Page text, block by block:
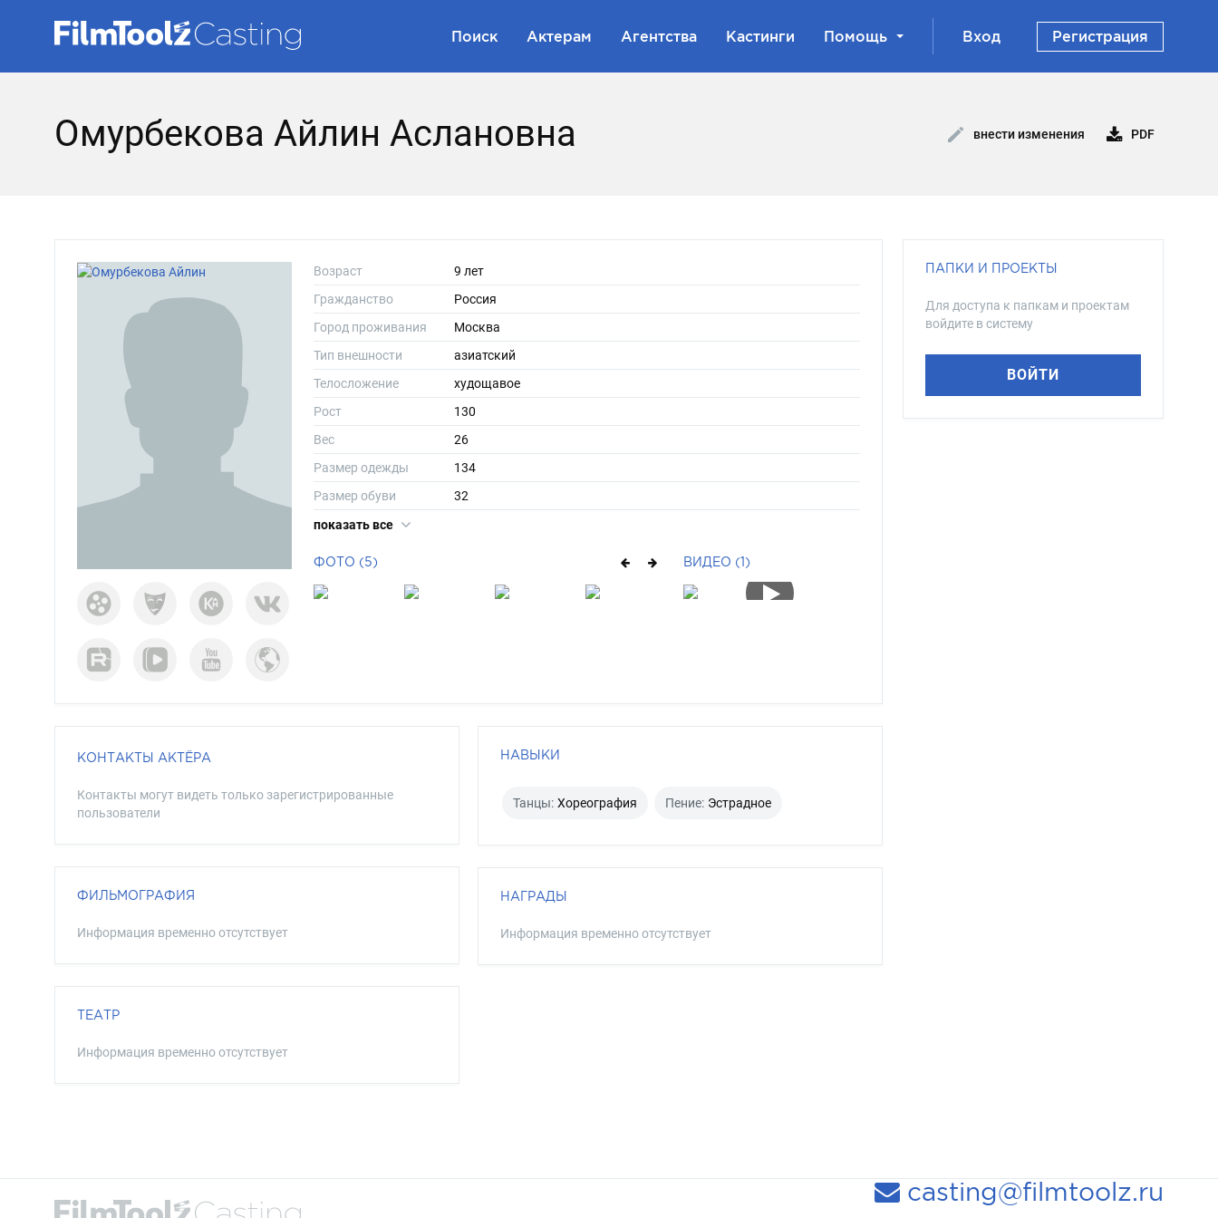
Поиск Актерам Агентства Кастинги Помощь Вход Регистрация
Омурбекова Айлин Аслановна внести изменения PDF
Возраст
9 лет
Гражданство
Россия
Город проживания
Москва
Тип внешности
азиатский
Телосложение
худощавое
Рост
130
Вес
26
Размер одежды
134
Размер обуви
32
Длина волос
показать все
ФОТО (5) ВИДЕО (1)
КОНТАКТЫ АКТЁРА
Контакты могут видеть только зарегистрированные
пользователи
ФИЛЬМОГРАФИЯ
Информация временно отсутствует
ТЕАТР
Информация временно отсутствует
НАВЫКИ
Танцы: Хореография Пение: Эстрадное
НАГРАДЫ
Информация временно отсутствует
ПАПКИ И ПРОЕКТЫ
Для доступа к папкам и проектам
войдите в систему
ВОЙТИ
casting@filmtoolz.ru